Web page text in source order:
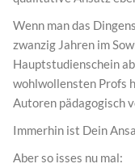
Wenn man das
zwanzig Jahren im
Hauptstudienschein
wohlwollensten Profs
Autoren pädagogisch
Immerhin ist Dein
Aber so isses nu mal: